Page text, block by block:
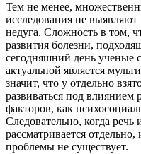
Тем не менее,
исследования не
недуга. Сложность в том,
развития болезни,
сегодняшний день ученые
актуальной является
значит, что у отдельно
развиваться под
факторов, как
Следовательно, когда
рассматривается
проблемы не существует.